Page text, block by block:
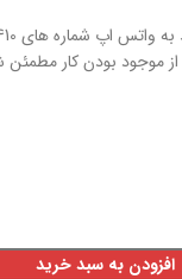
افزودن به سبد خرید